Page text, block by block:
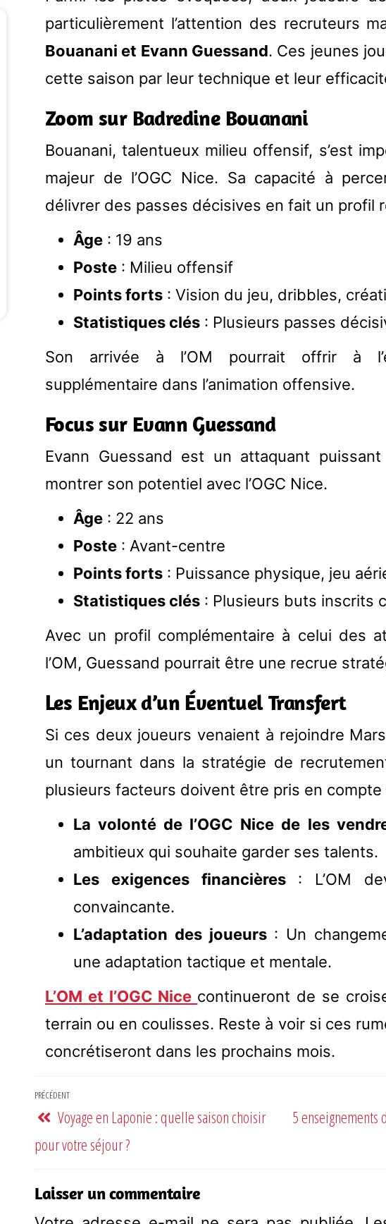
particulièrement l’attention des recruteurs
Bouanani et Evann Guessand. Ces jeunes
cette saison par leur technique et leur
Zoom sur Badredine Bouanani
Bouanani, talentueux milieu offensif, s’est
majeur de l’OGC Nice. Sa capacité à
délivrer des passes décisives en fait un profil
Âge : 19 ans
Poste : Milieu offensif
Points forts : Vision du jeu, dribbles,
Statistiques clés : Plusieurs passes
Son arrivée à l’OM pourrait offrir à
supplémentaire dans l’animation offensive.
Focus sur Evann Guessand
Evann Guessand est un attaquant
montrer son potentiel avec l’OGC Nice.
Âge : 22 ans
Poste : Avant-centre
Points forts : Puissance physique, jeu
Statistiques clés : Plusieurs buts inscrits
Avec un profil complémentaire à celui des
l’OM, Guessand pourrait être une recrue
Les Enjeux d’un Éventuel Transfert
Si ces deux joueurs venaient à rejoindre
un tournant dans la stratégie de
plusieurs facteurs doivent être pris en compte
La volonté de l’OGC Nice de les
ambitieux qui souhaite garder ses talents.
Les exigences financières: L’OM
convaincante.
L’adaptation des joueurs: Un
une adaptation tactique et mentale.
L’OM et l’OGC Nice continueront de se
terrain ou en coulisses. Reste à voir si ces
concrétiseront dans les prochains mois.
PRÉCÉDENT
Voyage en Laponie : quelle saison choisir
pour votre séjour ?
5 enseignements
Laisser un commentaire